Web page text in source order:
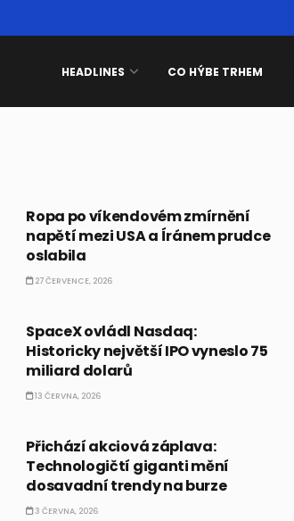
HEADLINES CO HÝBE TRHEM
Ropa po víkendovém zmírnění
napětí mezi USA a Íránem prudce
oslabila
27 ČERVENCE, 2026
SpaceX ovládl Nasdaq:
Historicky největší IPO vyneslo 75
miliard dolarů
13 ČERVNA, 2026
Přichází akciová záplava:
Technologičtí giganti mění
dosavadní trendy na burze
3 ČERVNA, 2026